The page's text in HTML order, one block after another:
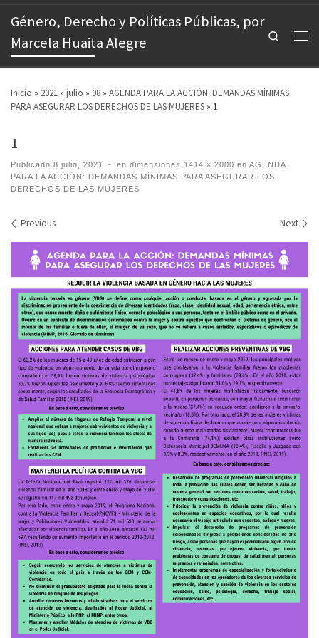
Género, Derecho y Políticas Públicas, por
Marcela Huaita Alegre
Search
Inicio » 2021 » julio » 08 » AGENDA PARA LA ACCIÓN: DEMANDAS MÍNIMAS
PARA ASEGURAR LOS DERECHOS DE LAS MUJERES » 1
1
Publicado 8 julio, 2021 - en dimensiones 1414 × 2000 en AGENDA
PARA LA ACCIÓN: DEMANDAS MÍNIMAS PARA ASEGURAR LOS
DERECHOS DE LAS MUJERES
Images navigation
Previous Next